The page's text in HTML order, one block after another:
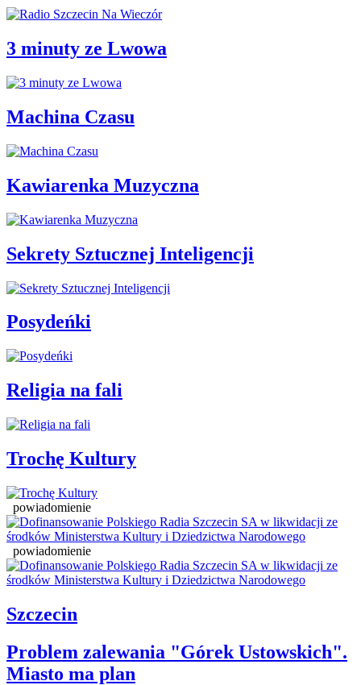
3 minuty ze Lwowa
Machina Czasu
Kawiarenka Muzyczna
Sekrety Sztucznej Inteligencji
Posydeńki
Religia na fali
Trochę Kultury
powiadomienie
powiadomienie
Szczecin
Problem zalewania "Górek Ustowskich".
Miasto ma plan